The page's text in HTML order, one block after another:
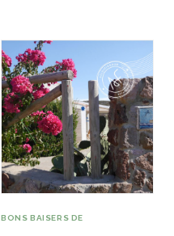
BONS BAISERS DE